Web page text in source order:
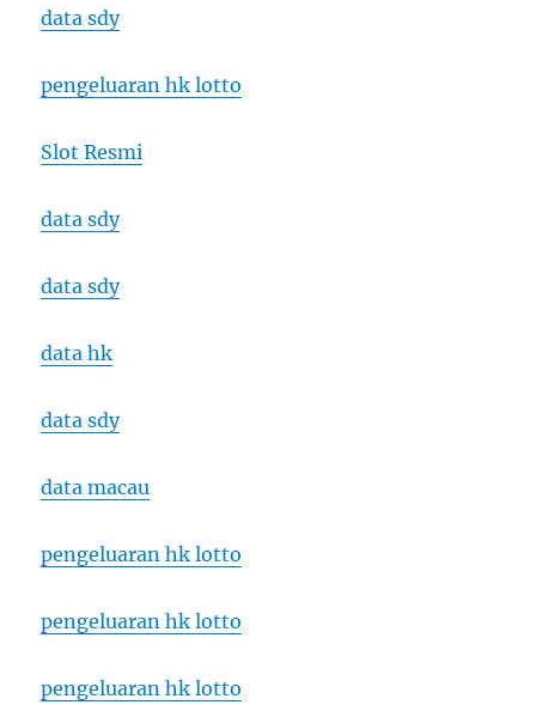
data sdy
pengeluaran hk lotto
Slot Resmi
data sdy
data sdy
data hk
data sdy
data macau
pengeluaran hk lotto
pengeluaran hk lotto
pengeluaran hk lotto